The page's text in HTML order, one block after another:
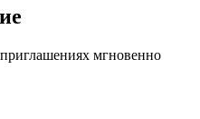
мгновенно